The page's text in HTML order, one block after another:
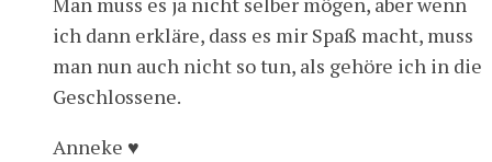
ich dann erkläre, dass es mir Spaß macht, muss
man nun auch nicht so tun, als gehöre ich in die
Geschlossene.
Anneke ♥